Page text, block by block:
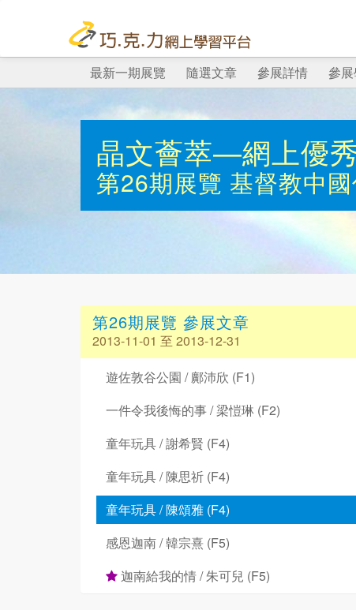
最新一期展覽 隨選文章 參展詳情 參
晶文薈萃—網上優
第26期展覽 基督教中
第26期展覽 參展文章
2013-11-01 至 2013-12-31
遊佐敦谷公園 / 鄺沛欣 (F1)
一件令我後悔的事 / 梁愷琳 (F2)
童年玩具 / 謝希賢 (F4)
童年玩具 / 陳思祈 (F4)
童年玩具 / 陳頌雅 (F4)
感恩迦南 / 韓宗熹 (F5)
迦南給我的情 / 朱可兒 (F5)